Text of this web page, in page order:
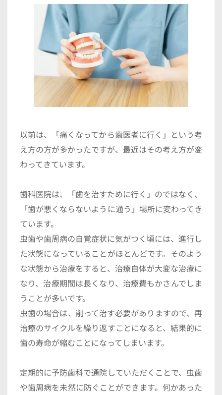
以前は、「痛くなってから歯医者に行く」という考
え方の方が多かったですが、最近はその考え方が変
わってきています。
歯科医院は、「歯を治すために行く」のではなく、
「歯が悪くならないように通う」場所に変わってき
ています。
虫歯や歯周病の自覚症状に気がつく頃には、進行し
た状態になっていることがほとんどです。そのよう
な状態から治療をすると、治療自体が大変な治療に
なり、治療期間は長くなり、治療費もかさんでしま
うことが多いです。
虫歯の場合は、削って治す必要がありますので、再
治療のサイクルを繰り返すことになると、結果的に
歯の寿命が縮むことになってしまいます。
定期的に予防歯科で通院していただくことで、虫歯
や歯周病を未然に防ぐことができます。何かあった